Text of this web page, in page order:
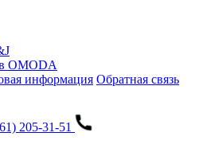
OMODA
информация Обратная связь
205-31-51